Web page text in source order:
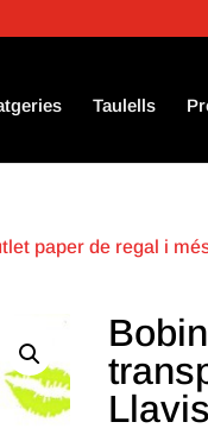
Taulells
paper de regal i